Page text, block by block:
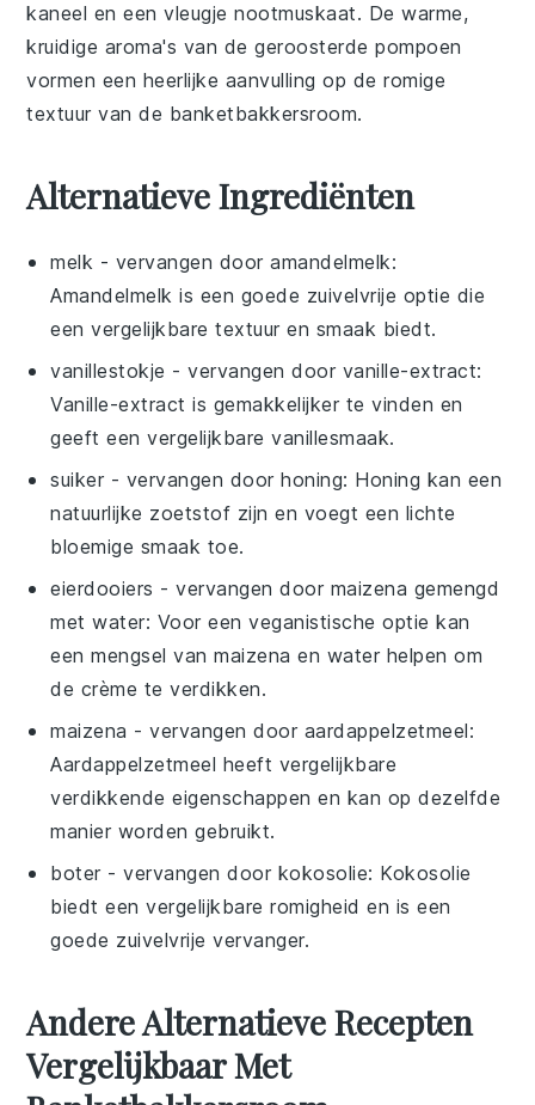
kaneel en een vleugjenootmuskaat. De warme,
kruidige aroma's van de geroosterde pompoen
vormen een heerlijke aanvulling op de romige
textuur van de banketbakkersroom.
Alternatieve Ingrediënten
melk - vervangen dooramandelmelk:
Amandelmelk is een goede zuivelvrije optie die
een vergelijkbare textuur en smaak biedt.
vanillestokje - vervangen door vanille-extract:
Vanille-extract is gemakkelijker te vinden en
geeft een vergelijkbare vanillesmaak.
suiker - vervangen doorhoning: Honing kan een
natuurlijke zoetstof zijn en voegt een lichte
bloemige smaak toe.
eierdooiers - vervangen door maizena gemengd
met water: Voor een veganistische optie kan
een mengsel van maizena en water helpen om
de crème te verdikken.
maizena - vervangen door aardappelzetmeel:
Aardappelzetmeel heeft vergelijkbare
verdikkende eigenschappen en kan op dezelfde
manier worden gebruikt.
boter - vervangen door kokosolie: Kokosolie
biedt een vergelijkbare romigheid en is een
goede zuivelvrije vervanger.
Andere Alternatieve Recepten
Vergelijkbaar Met